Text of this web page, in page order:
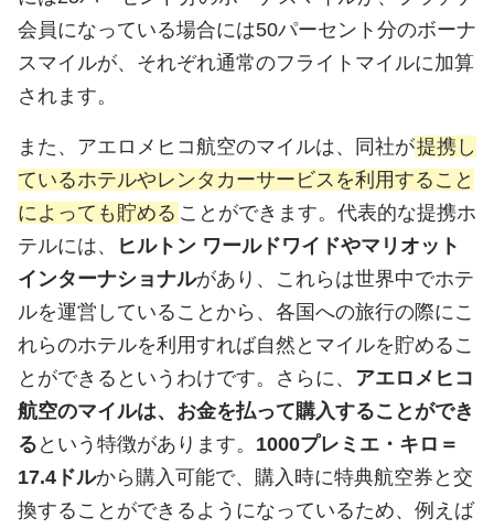
会員になっている場合には50パーセント分のボーナ
スマイルが、それぞれ通常のフライトマイルに加算
されます。
また、アエロメヒコ航空のマイルは、同社が提携し
ているホテルやレンタカーサービスを利用すること
によっても貯める ことができます。代表的な提携ホ
テルには、
ヒルトン ワールドワイドやマリオット
インターナショナルがあり、これらは世界中でホテ
ルを運営していることから、各国への旅行の際にこ
れらのホテルを利用すれば自然とマイルを貯めるこ
とができるというわけです。さらに、 アエロメヒコ
航空のマイルは、お金を払って購入することができ
る という特徴があります。 1000プレミエ・キロ＝
17.4ドルから購入可能で、購入時に特典航空券と交
換することができるようになっているため、例えば